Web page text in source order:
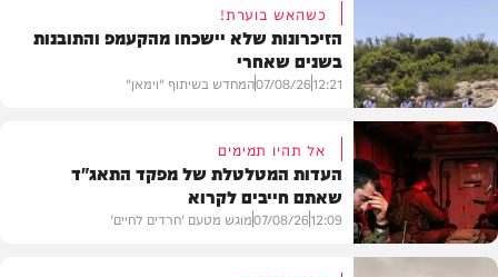
וידאו
כשהאש בוערת!
הזיכרונות שלא יישכחו מהקעמפ והתובנות
בשנים שאחרי
12:21
07/08/26המחדש בשיתוף "וימאן"
אל תהיו תמימים
העדות המטלטלת של מפקד התאג"ד
שאתם חייבים לקרוא
12:09
07/08/26מוגש מטעם 'חרדים לחיים'